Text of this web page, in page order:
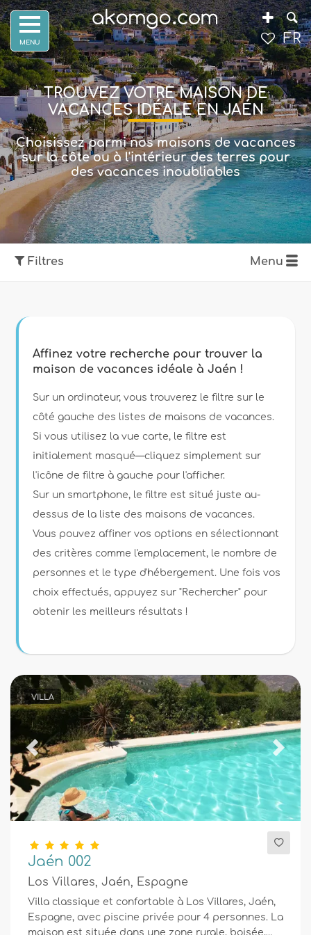
TROUVEZ VOTRE MAISON DE
VACANCES IDÉALE EN JAÉN
Choisissez parmi nos maisons de vacances
sur la côte ou à l'intérieur des terres pour
des vacances inoubliables
Filtres Menu
Type d'hébergement
Personnes
Chambres
Optionnel
Distances
Confort
Services
Vues
Affinez votre recherche pour trouver la
maison de vacances idéale à Jaén !
Sur un ordinateur, vous trouverez le filtre sur le
côté gauche des listes de maisons de vacances.
Si vous utilisez la vue carte, le filtre est
initialement masqué—cliquez simplement sur
l'icône de filtre à gauche pour l'afficher.
Sur un smartphone, le filtre est situé juste au-
dessus de la liste des maisons de vacances.
Vous pouvez affiner vos options en sélectionnant
des critères comme l'emplacement, le nombre de
personnes et le type d'hébergement. Une fois vos
choix effectués, appuyez sur "Rechercher" pour
obtenir les meilleurs résultats !
VILLA
Previous Next
Jaén 002
Los Villares, Jaén, Espagne
Villa classique et confortable à Los Villares, Jaén,
Espagne, avec piscine privée pour 4 personnes. La
maison est située dans une zone rurale, boisée,
FR